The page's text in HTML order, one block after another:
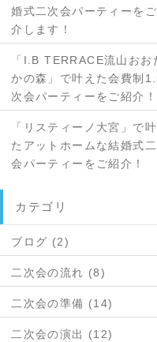
婚式二次会パーティーを
介します！
「I.B TERRACE流山おお
かの森」で叶えた会費制
次会パーティーをご紹介！
「リスティーノ大宮」で叶
たアットホームな結婚式
会パーティーをご紹介！
カテゴリ
ブログ (2)
二次会の流れ (8)
二次会の準備 (14)
二次会の演出 (12)